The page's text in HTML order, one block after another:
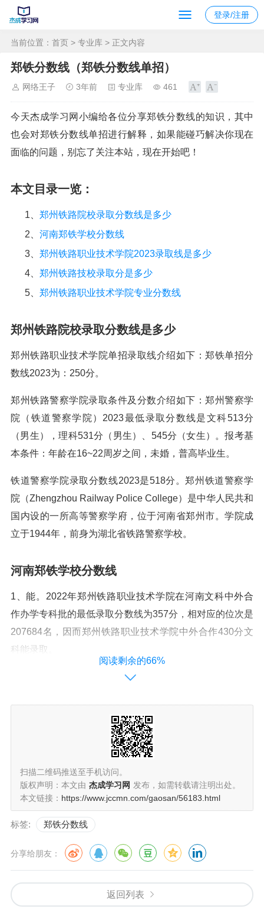
登录/注册
当前位置： 首页 > 专业库 > 正文内容
郑铁分数线（郑铁分数线单招）
网络王子 3年前 专业库 461
今天杰成学习网小编给各位分享郑铁分数线的知识，其中
也会对郑铁分数线单招进行解释，如果能碰巧解决你现在
面临的问题，别忘了关注本站，现在开始吧！
本文目录一览：
1、 郑州铁路院校录取分数线是多少
2、 河南郑铁学校分数线
3、 郑州铁路职业技术学院2023录取线是多少
4、 郑州铁路技校录取分是多少
5、 郑州铁路职业技术学院专业分数线
郑州铁路院校录取分数线是多少
郑州铁路职业技术学院单招录取线介绍如下：郑铁单招分
数线2023为：250分。
郑州铁路警察学院录取条件及分数介绍如下：郑州警察学
院（铁道警察学院）2023最低录取分数线是文科513分
（男生），理科531分（男生）、545分（女生）。报考基
本条件：年龄在16~22周岁之间，未婚，普高毕业生。
铁道警察学院录取分数线2023是518分。郑州铁道警察学
院（Zhengzhou Railway Police College）是中华人民共和
国内设的一所高等警察学府，位于河南省郑州市。学院成
立于1944年，前身为湖北省铁路警察学校。
河南郑铁学校分数线
1、能。2022年郑州铁路职业技术学院在河南文科中外合
作办学专科批的最低录取分数线为357分，相对应的位次是
207684名，因而郑州铁路职业技术学院中外合作430分文
科能录取。
2、郑州警察学院（铁道警察学院）2023最低录取分数线
生）。报考基本条件：年龄在16~22周岁之间，未婚，普
高毕业生。体检，体测、面试、政审合格。
3、铁道警察学院录取分数线2023是518分。郑州铁道警察
学院（Zhengzhou Railway Police College）是中华人民共
和国内设的一所高等警察学府，位于河南省郑州市。学院
成立于1944年，前身为湖北省铁路警察学校。
5，女生563。文科：男生513，女生556。铁道警察学院通
常是本科提前批和第二批次本科招生，因此郑州铁路警察
学校为二本院校。
阅读剩余的66%
扫描二维码推送至手机访问。
版权声明：本文由 杰成学习网 发布，如需转载请注明出处。
本文链接： https://www.jccmn.com/gaosan/56183.html
标签: 郑铁分数线
分享给朋友：
返回列表